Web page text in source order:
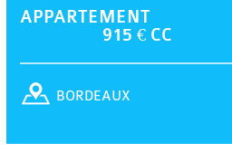
APPARTEMENT
915 € CC
BORDEAUX